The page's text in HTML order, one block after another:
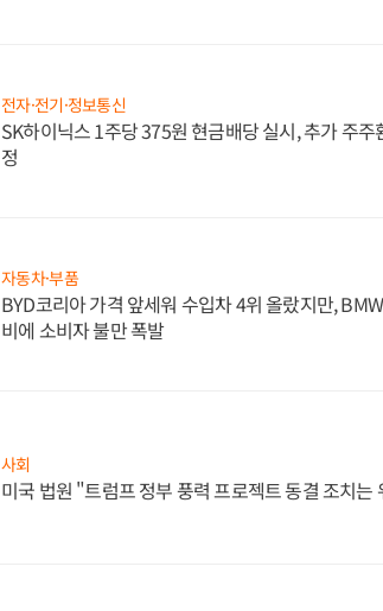
전자·전기·정보통신
SK하이닉스 1주당 375원 현금배당 실시, 추가 주주
정
자동차·부품
BYD코리아 가격 앞세워 수입차 4위 올랐지만,
비에 소비자 불만 폭발
사회
미국 법원 "트럼프 정부 풍력 프로젝트 동결 조치는